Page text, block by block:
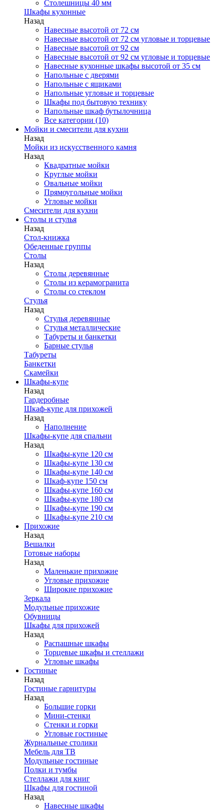
Столешницы 40 мм
Шкафы кухонные
Назад
Навесные высотой от 72 см
Навесные высотой от 72 см угловые и торцевые
Навесные высотой от 92 см
Навесные высотой от 92 см угловые и торцевые
Навесные кухонные шкафы высотой от 35 см
Напольные с дверями
Напольные с ящиками
Напольные угловые и торцевые
Шкафы под бытовую технику
Напольные шкаф бутылочница
Все категории (10)
Мойки и смесители для кухни
Назад
Мойки из искусственного камня
Назад
Квадратные мойки
Круглые мойки
Овальные мойки
Прямоугольные мойки
Угловые мойки
Смесители для кухни
Столы и стулья
Назад
Стол-книжка
Обеденные группы
Столы
Назад
Столы деревянные
Столы из керамогранита
Столы со стеклом
Стулья
Назад
Стулья деревянные
Стулья металлические
Табуреты и банкетки
Барные стулья
Табуреты
Банкетки
Скамейки
Шкафы-купе
Назад
Гардеробные
Шкаф-купе для прихожей
Назад
Наполнение
Шкафы-купе для спальни
Назад
Шкафы-купе 120 см
Шкафы-купе 130 см
Шкафы-купе 140 см
Шкаф-купе 150 см
Шкафы-купе 160 см
Шкафы-купе 180 см
Шкафы-купе 190 см
Шкафы-купе 210 см
Прихожие
Назад
Вешалки
Готовые наборы
Назад
Маленькие прихожие
Угловые прихожие
Широкие прихожие
Зеркала
Модульные прихожие
Обувницы
Шкафы для прихожей
Назад
Распашные шкафы
Торцевые шкафы и стеллажи
Угловые шкафы
Гостиные
Назад
Гостиные гарнитуры
Назад
Большие горки
Мини-стенки
Стенки и горки
Угловые гостиные
Журнальные столики
Мебель для ТВ
Модульные гостиные
Полки и тумбы
Стеллажи для книг
Шкафы для гостиной
Назад
Навесные шкафы